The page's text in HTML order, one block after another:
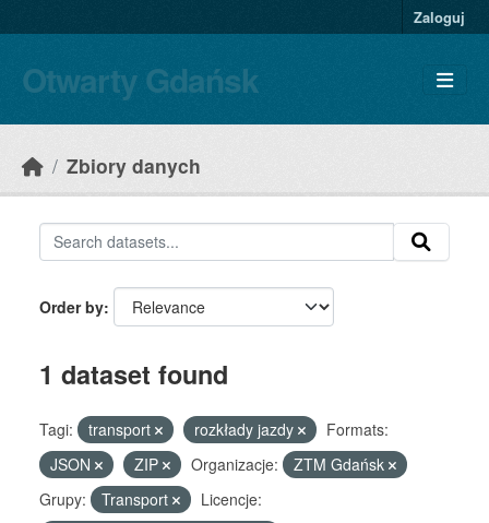
Zaloguj
Otwarty Gdańsk
Zbiory danych
Order by
1 dataset found
Tagi: transport rozkłady jazdy
Formats:
JSON
ZIP Organizacje:
ZTM Gdańsk
Grupy:
Transport
Licencje: